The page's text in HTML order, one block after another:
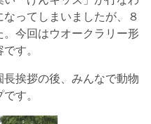
ってしまいましたが、８
今回はウオークラリー形
す。
挨拶の後、みんなで動物
す。